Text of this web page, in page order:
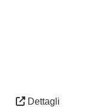
Dettagli